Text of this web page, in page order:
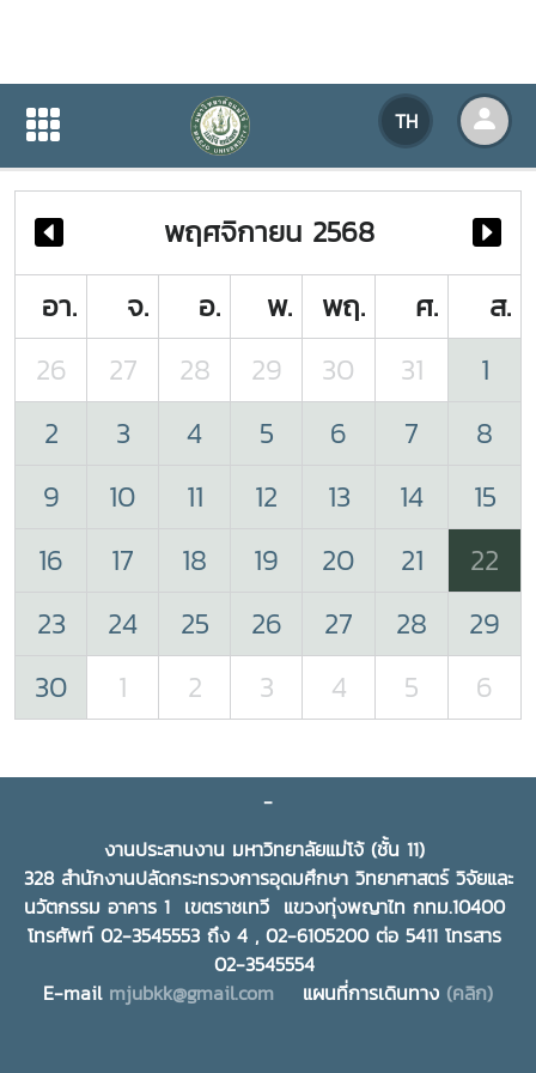
TH
ปฏิทินกิจกรรมของหน่วยงาน
ปฏิทินกิจกรรมของหน่วยงาน
พฤศจิกายน 2568
อา.
จ. อ. พ. พฤ. ศ.
ส.
26
27 28 29 30 31
1
2
3 4 5 6 7
8
9
10 11 12 13 14
15
16
17 18 19 20 21
22
23
24 25 26 27 28
29
30
1 2 3 4 5 6
-
งานประสานงาน มหาวิทยาลัยแม่โจ้ (ชั้น 11)
328 สำนักงานปลัดกระทรวงการอุดมศึกษา วิทยาศาสตร์ วิจัยและ
นวัตกรรม อาคาร 1 เขตราชเทวี แขวงทุ่งพญาไท กทม.10400
โทรศัพท์ 02-3545553 ถึง 4 , 02-6105200 ต่อ 5411 โทรสาร
02-3545554
E-mail mjubkk@gmail.com แผนที่การเดินทาง (คลิก)